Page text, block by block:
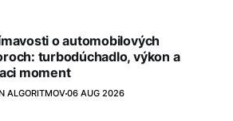
o automobilových
turbodúchadlo, výkon a
moment
ALGORITMOV06 AUG 2026